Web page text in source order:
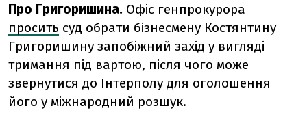
Про Григоришина. Офіс генпрокурора
просить суд обрати бізнесмену Костянтину
Григоришину запобіжний захід у вигляді
тримання під вартою, після чого може
звернутися до Інтерполу для оголошення
його у міжнародний розшук.